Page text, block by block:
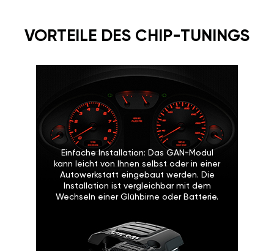
VORTEILE DES CHIP-TUNINGS
Einfache Installation: Das GAN-Modul
kann leicht von Ihnen selbst oder in einer
Autowerkstatt eingebaut werden. Die
Installation ist vergleichbar mit dem
Wechseln einer Glühbirne oder Batterie.